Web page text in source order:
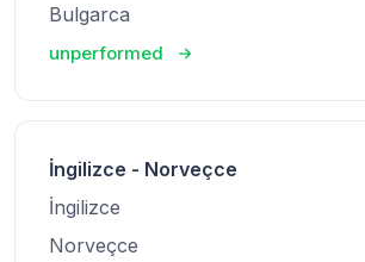
Bulgarca
unperformed
İngilizce - Norveçce
İngilizce
Norveçce